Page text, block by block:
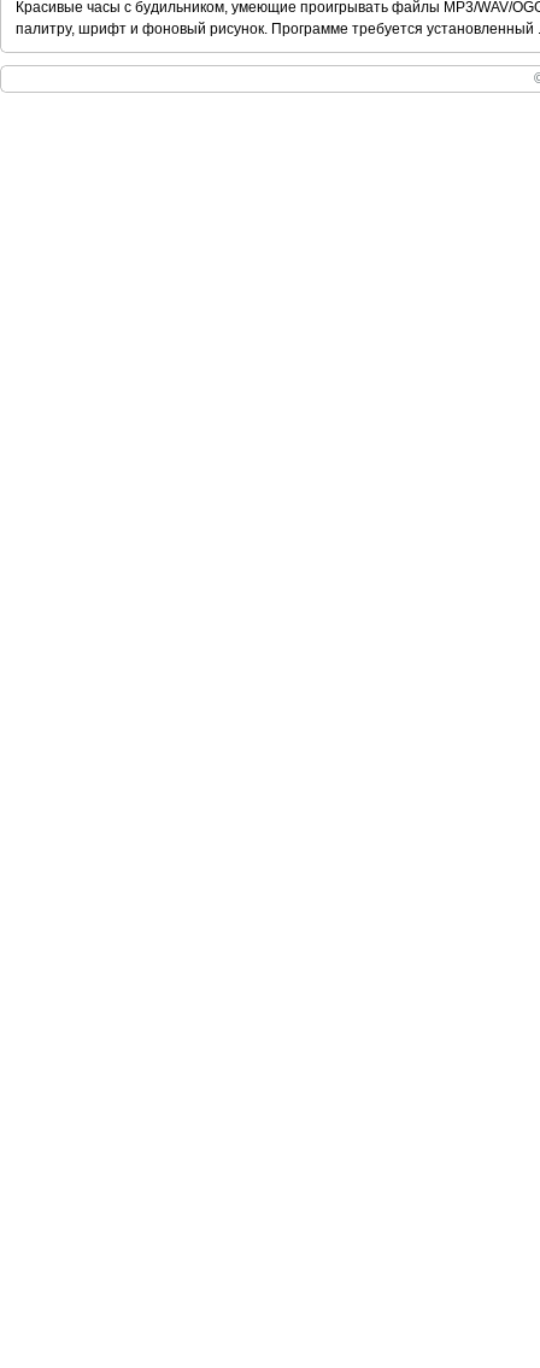
Красивые часы с будильником, умеющие проигрывать файлы MP3/WAV/
палитру, шрифт и фоновый рисунок. Программе требуется установленный